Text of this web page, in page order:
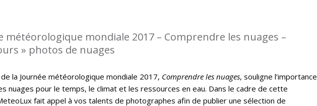
météorologique mondiale 2017 – Comprendre les nuages –
» photos de nuages
la Journée météorologique mondiale 2017, Comprendre les nuages, souligne l’importance
nuages pour le temps, le climat et les ressources en eau. Dans le cadre de cette
fait appel à vos talents de photographes afin de publier une sélection de